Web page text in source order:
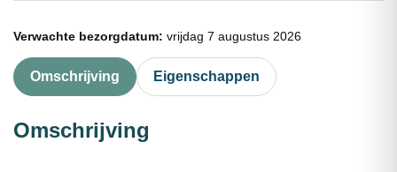
Verwachte bezorgdatum: vrijdag 7 augustus 2026
Omschrijving Eigenschappen
Omschrijving